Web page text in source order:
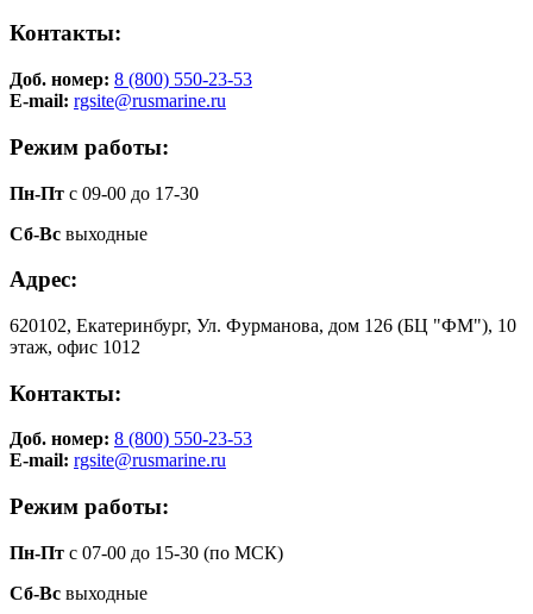
Контакты:
Доб. номер: 8 (800) 550-23-53
E-mail: rgsite@rusmarine.ru
Режим работы:
Пн-Пт с 09-00 до 17-30
Сб-Вс выходные
Адрес:
620102, Екатеринбург, Ул. Фурманова, дом 126 (БЦ "ФМ"), 10
этаж, офис 1012
Контакты:
Доб. номер: 8 (800) 550-23-53
E-mail: rgsite@rusmarine.ru
Режим работы:
Пн-Пт с 07-00 до 15-30 (по МСК)
Сб-Вс выходные